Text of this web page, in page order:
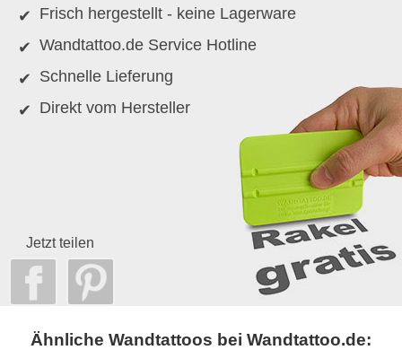
Frisch hergestellt - keine Lagerware
Wandtattoo.de Service Hotline
Schnelle Lieferung
Direkt vom Hersteller
Jetzt teilen
Ähnliche Wandtattoos bei Wandtattoo.de: